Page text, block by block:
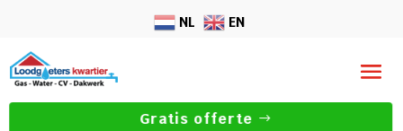
NL EN
Gratis offerte